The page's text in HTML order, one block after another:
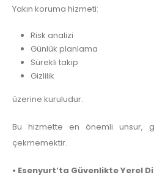
Yakın koruma hizmeti:
Risk analizi
Günlük planlama
Sürekli takip
Gizlilik
üzerine kuruludur.
Bu hizmette en önemli unsur,
çekmemektir.
• Esenyurt’ta Güvenlikte Yerel